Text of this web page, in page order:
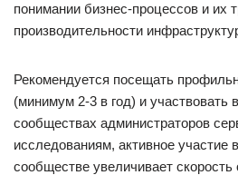
понимании бизнес-процессов и их
производительности
Рекомендуется посещать
(минимум 2-3 в год) и участвовать
сообществах администраторов
исследованиям, активное участие
сообществе увеличивает скорость